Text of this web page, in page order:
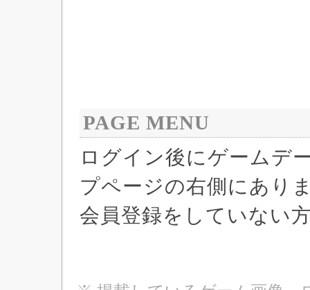
PAGE MENU
ログイン後にゲームデ
プページの右側にあり
会員登録をしていない